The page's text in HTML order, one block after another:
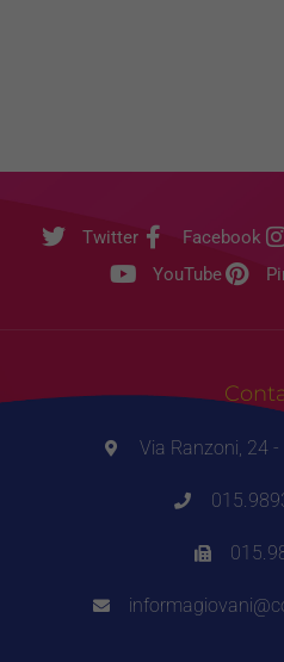
Twitter Facebook
YouTube
Via Ranzoni, 24